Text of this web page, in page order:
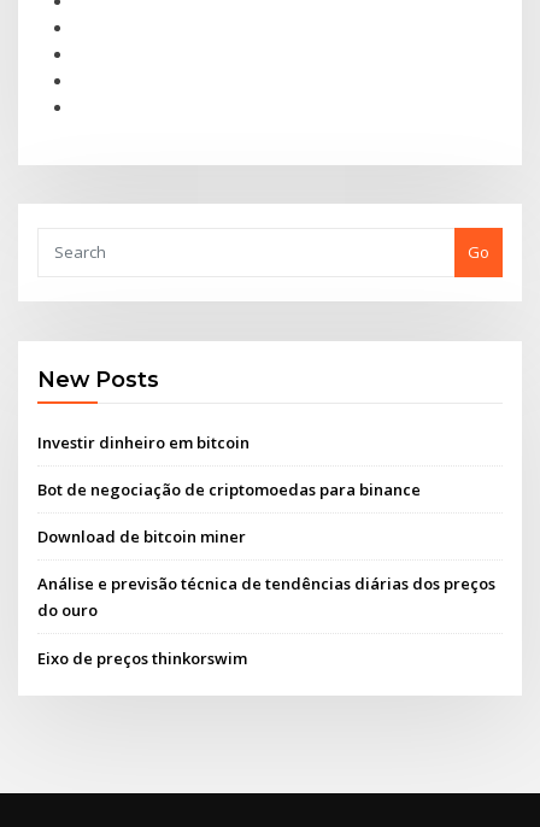
Go
New Posts
Investir dinheiro em bitcoin
Bot de negociação de criptomoedas para binance
Download de bitcoin miner
Análise e previsão técnica de tendências diárias dos preços
do ouro
Eixo de preços thinkorswim